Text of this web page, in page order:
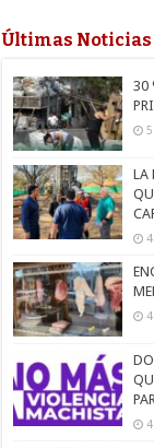
Últimas Noticias
30
LA